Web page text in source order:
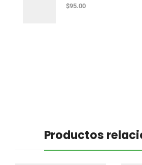
$95.00
Productos